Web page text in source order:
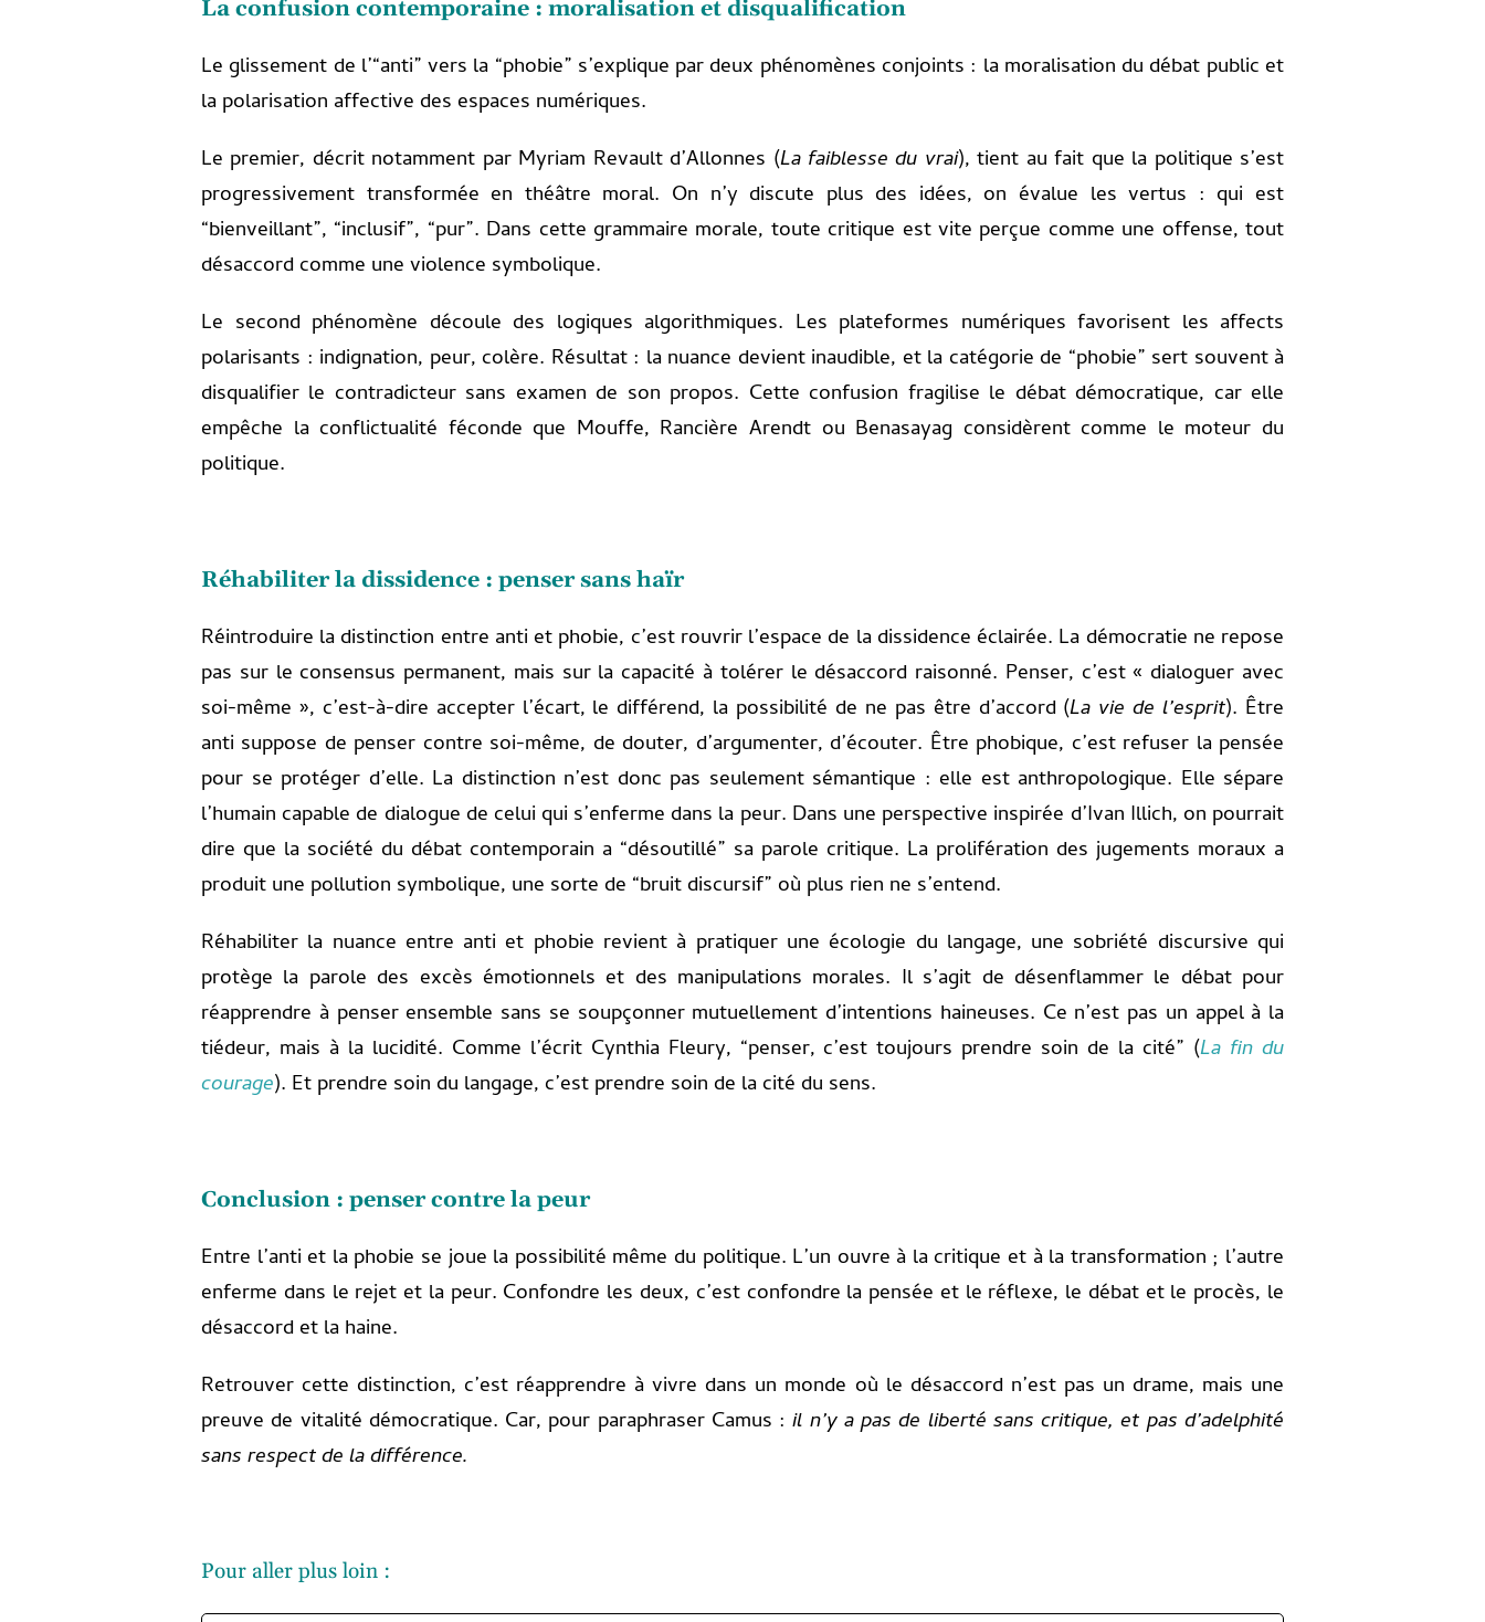
La confusion contemporaine : moralisation et disqualification
Le glissement de l’“anti” vers la “phobie” s’explique par deux phénomènes conjoints : la moralisation du débat public et
la polarisation affective des espaces numériques.
Le premier, décrit notamment par Myriam Revault d’Allonnes (La faiblesse du vrai), tient au fait que la politique s’est
progressivement transformée en théâtre moral. On n’y discute plus des idées, on évalue les vertus : qui est
“bienveillant”, “inclusif”, “pur”. Dans cette grammaire morale, toute critique est vite perçue comme une offense, tout
désaccord comme une violence symbolique.
Le second phénomène découle des logiques algorithmiques. Les plateformes numériques favorisent les affects
polarisants : indignation, peur, colère. Résultat : la nuance devient inaudible, et la catégorie de “phobie” sert souvent à
disqualifier le contradicteur sans examen de son propos. Cette confusion fragilise le débat démocratique, car elle
empêche la conflictualité féconde que Mouffe, Rancière Arendt ou Benasayag considèrent comme le moteur du
politique.
Réhabiliter la dissidence : penser sans haïr
Réintroduire la distinction entre anti et phobie, c’est rouvrir l’espace de la dissidence éclairée. La démocratie ne repose
pas sur le consensus permanent, mais sur la capacité à tolérer le désaccord raisonné. Penser, c’est « dialoguer avec
soi-même », c’est-à-dire accepter l’écart, le différend, la possibilité de ne pas être d’accord (La vie de l’esprit). Être
anti suppose de penser contre soi-même, de douter, d’argumenter, d’écouter. Être phobique, c’est refuser la pensée
pour se protéger d’elle. La distinction n’est donc pas seulement sémantique : elle est anthropologique. Elle sépare
l’humain capable de dialogue de celui qui s’enferme dans la peur. Dans une perspective inspirée d’Ivan Illich, on pourrait
dire que la société du débat contemporain a “désoutillé” sa parole critique. La prolifération des jugements moraux a
produit une pollution symbolique, une sorte de “bruit discursif” où plus rien ne s’entend.
Réhabiliter la nuance entre anti et phobie revient à pratiquer une écologie du langage, une sobriété discursive qui
protège la parole des excès émotionnels et des manipulations morales. Il s’agit de désenflammer le débat pour
réapprendre à penser ensemble sans se soupçonner mutuellement d’intentions haineuses. Ce n’est pas un appel à la
tiédeur, mais à la lucidité. Comme l’écrit Cynthia Fleury, “penser, c’est toujours prendre soin de la cité” (La fin du
courage). Et prendre soin du langage, c’est prendre soin de la cité du sens.
Conclusion : penser contre la peur
Entre l’anti et la phobie se joue la possibilité même du politique. L’un ouvre à la critique et à la transformation ; l’autre
enferme dans le rejet et la peur. Confondre les deux, c’est confondre la pensée et le réflexe, le débat et le procès, le
désaccord et la haine.
Retrouver cette distinction, c’est réapprendre à vivre dans un monde où le désaccord n’est pas un drame, mais une
preuve de vitalité démocratique. Car, pour paraphraser Camus :il n’y a pas de liberté sans critique, et pas d’adelphité
sans respect de la différence.
Pour aller plus loin :